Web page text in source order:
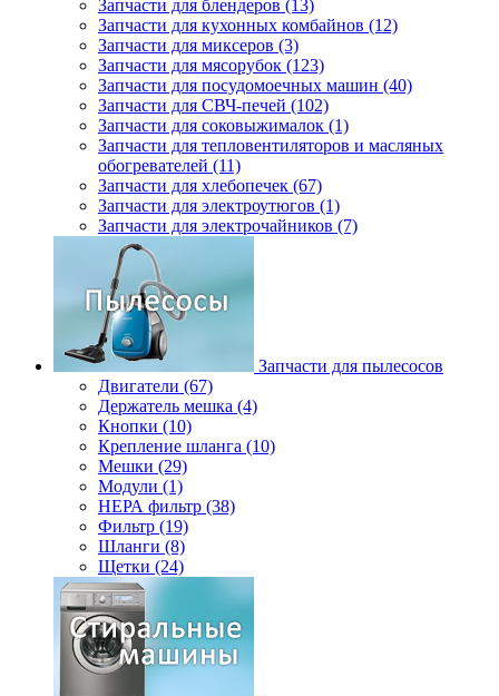
Запчасти для блендеров (13)
Запчасти для кухонных комбайнов (12)
Запчасти для миксеров (3)
Запчасти для мясорубок (123)
Запчасти для посудомоечных машин (40)
Запчасти для СВЧ-печей (102)
Запчасти для соковыжималок (1)
Запчасти для тепловентиляторов и масляных
обогревателей (11)
Запчасти для хлебопечек (67)
Запчасти для электроутюгов (1)
Запчасти для электрочайников (7)
Запчасти для пылесосов
Двигатели (67)
Держатель мешка (4)
Кнопки (10)
Крепление шланга (10)
Мешки (29)
Модули (1)
НЕРА фильтр (38)
Фильтр (19)
Шланги (8)
Щетки (24)